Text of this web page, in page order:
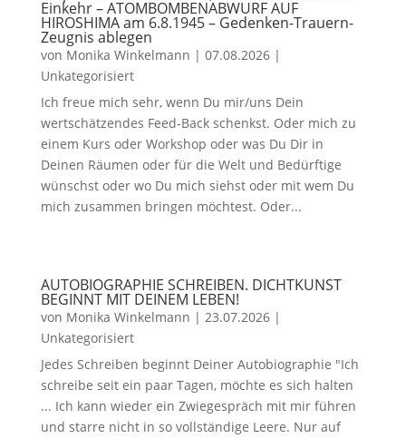
Einkehr – ATOMBOMBENABWURF AUF
HIROSHIMA am 6.8.1945 – Gedenken-Trauern-
Zeugnis ablegen
von Monika Winkelmann | 07.08.2026|
Unkategorisiert
Ich freue mich sehr, wenn Du mir/uns Dein
wertschätzendes Feed-Back schenkst. Oder mich zu
einem Kurs oder Workshop oder was Du Dir in
Deinen Räumen oder für die Welt und Bedürftige
wünschst oder wo Du mich siehst oder mit wem Du
mich zusammen bringen möchtest. Oder...
AUTOBIOGRAPHIE SCHREIBEN. DICHTKUNST
BEGINNT MIT DEINEM LEBEN!
von Monika Winkelmann | 23.07.2026|
Unkategorisiert
Jedes Schreiben beginnt Deiner Autobiographie "Ich
schreibe seit ein paar Tagen, möchte es sich halten
... Ich kann wieder ein Zwiegespräch mit mir führen
und starre nicht in so vollständige Leere. Nur auf